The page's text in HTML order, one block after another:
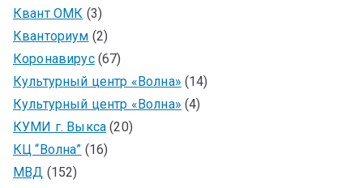
Квант ОМК (3)
Кванториум (2)
Коронавирус(67)
Культурный центр «Волна» (14)
Культурный центр «Волна» (4)
КУМИ г. Выкса (20)
КЦ “Волна” (16)
МВД (152)